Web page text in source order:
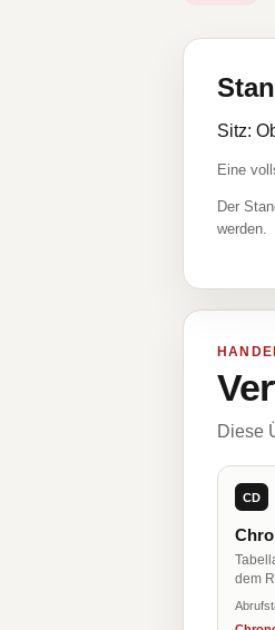
Sitz:
Eine
Der
werden.
Diese
CD
dem